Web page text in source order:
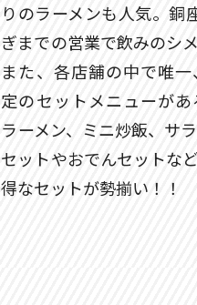
りのラーメンも人気。銅
ぎまでの営業で飲みのシ
また、各店舗の中で唯
定のセットメニューがあ
ラーメン、ミニ炒飯、サ
セットやおでんセットな
得なセットが勢揃い！！